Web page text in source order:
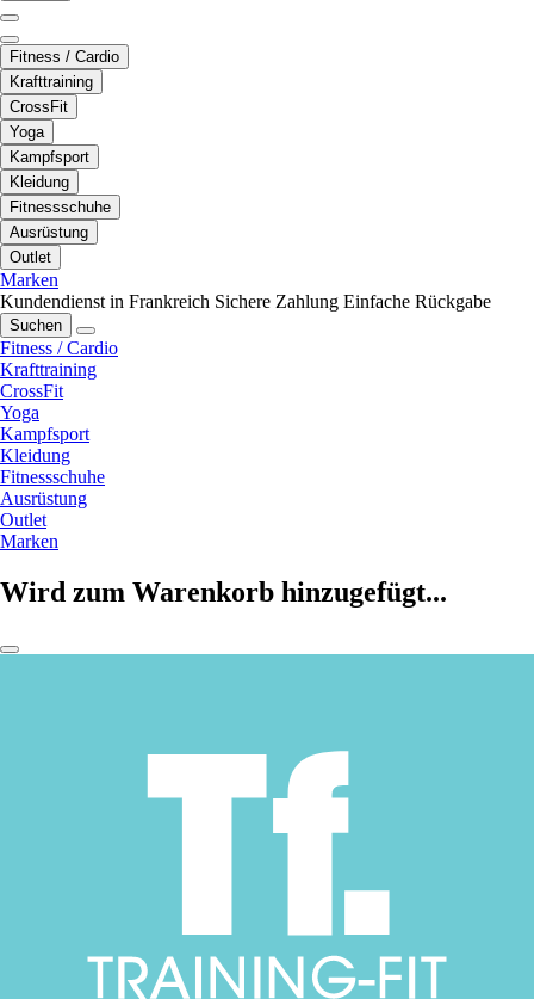
Fitness / Cardio
Krafttraining
CrossFit
Yoga
Kampfsport
Kleidung
Fitnessschuhe
Ausrüstung
Outlet
Marken
Kundendienst in Frankreich Sichere Zahlung Einfache Rückgabe
Suchen
Fitness / Cardio
Krafttraining
CrossFit
Yoga
Kampfsport
Kleidung
Fitnessschuhe
Ausrüstung
Outlet
Marken
Wird zum Warenkorb hinzugefügt...